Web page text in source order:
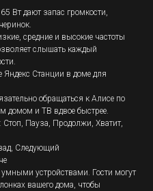
Вт дают запас громкости,
средние и высокие частоты
слышать каждый
Яндекс Станции в доме для
обращаться к Алисе по
домом и ТВ вдвое быстрее.
Стоп, Пауза, Продолжи, Хватит,
Следующий
устройствами. Гости могут
вашего дома, чтобы